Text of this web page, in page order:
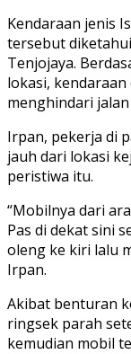
Kendaraan jenis
tersebut
Tenjojaya.
lokasi,
menghindari
Irpan, pekerja di
jauh dari lokasi
peristiwa itu.
“Mobilnya dari
Pas di dekat sini
oleng ke kiri lalu
Irpan.
Akibat benturan
ringsek parah
kemudian mobil